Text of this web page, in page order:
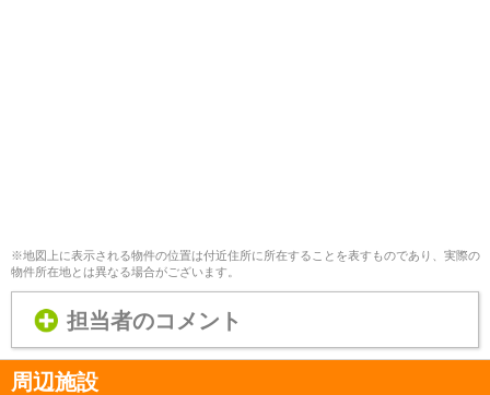
※地図上に表示される物件の位置は付近住所に所在することを表すものであり、実際の
物件所在地とは異なる場合がございます。
担当者のコメント
周辺施設